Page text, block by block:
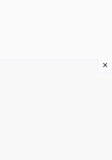
×